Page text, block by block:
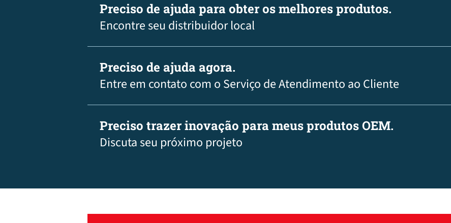
Preciso de ajuda para obter os melhores produtos.
Encontre seu distribuidor local
Preciso de ajuda agora.
Entre em contato com o Serviço de Atendimento ao Cliente
Preciso trazer inovação para meus produtos OEM.
Discuta seu próximo projeto